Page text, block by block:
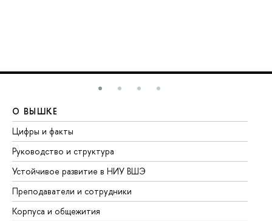
О ВЫШКЕ
Цифры и факты
Руководство и структура
Устойчивое развитие в НИУ ВШЭ
Преподаватели и сотрудники
Корпуса и общежития